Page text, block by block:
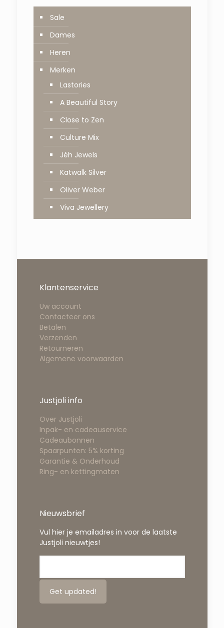
Sale
Dames
Heren
Merken
Lastories
A Beautiful Story
Close to Zen
Culture Mix
Jéh Jewels
Katwalk Silver
Oliver Weber
Viva Jewellery
Klantenservice
Uw account
Contacteer ons
Betalen
Verzenden
Retourneren
Algemene voorwaarden
Justjoli info
Over Justjoli
Inpak- en cadeauservice
Cadeaubonnen
Spaarpunten: 5% korting
Garantie & Onderhoud
Ring- en kettingmaten
Nieuwsbrief
Vul hier je emailadres in voor de laatste
Justjoli nieuwtjes!